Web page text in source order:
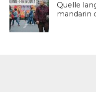
Quelle
mandarin